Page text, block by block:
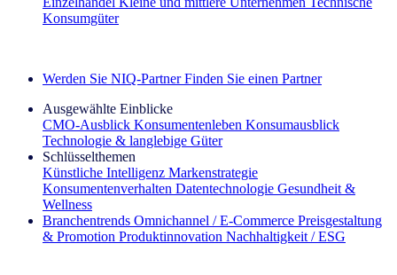
Konsumgüter
Werden Sie NIQ-Partner Finden Sie einen Partner
Ausgewählte Einblicke
CMO‑Ausblick Konsumentenleben Konsumausblick
Technologie & langlebige Güter
Schlüsselthemen
Künstliche Intelligenz Markenstrategie
Konsumentenverhalten Datentechnologie Gesundheit &
Wellness
Branchentrends Omnichannel / E‑Commerce Preisgestaltung
& Promotion Produktinnovation Nachhaltigkeit / ESG